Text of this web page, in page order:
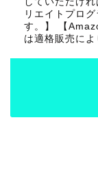
リエイトプロ
す。】 【
は適格販売によ